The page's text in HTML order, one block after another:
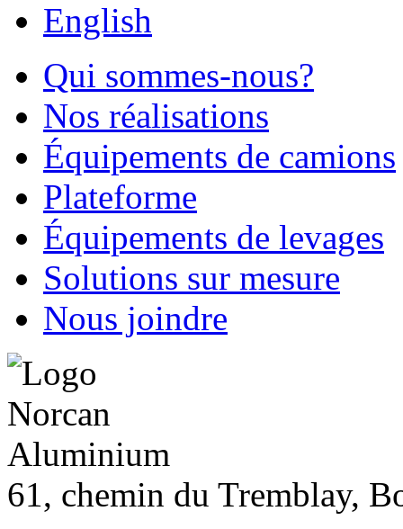
English
Qui sommes-nous?
Nos réalisations
Équipements de camions
Plateforme
Équipements de levages
Solutions sur mesure
Nous joindre
61, chemin du Tremblay,